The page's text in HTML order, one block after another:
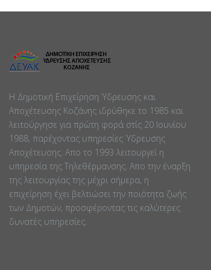
Η Δημοτική Επιχείρηση Ύδρευσης και
Αποχέτευσης Κοζάνης ιδρύθηκε το 1985 και
λειτούργησε για πρώτη φορά στίς 20 Ιουνίου
1988, παρέχοντας υπηρεσίες Ύδρευσης
Αποχέτευσης. Απο το 1993 λειτουργεί η
υπηρεσία της Τηλεθέρμανσης. Απο την έναρξη
της λειτουργίας της μέχρι σήμερα, η
επιχείρηση έχει βελτιώσει την ποιότητα ζωής
των Δημοτών, προσφέροντας τις καλύτερες
δυνατές υπηρεσίες.